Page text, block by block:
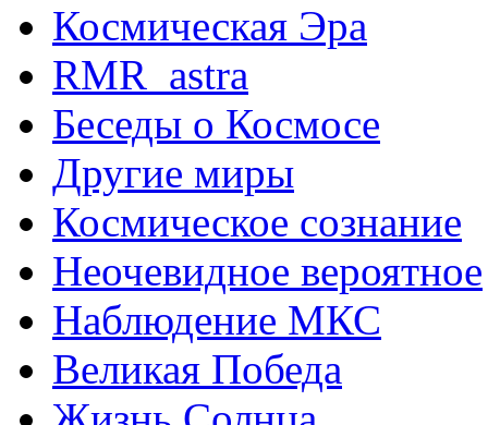
Космическая Эра
RMR_astra
Беседы о Космосе
Другие миры
Космическое сознание
Неочевидное вероятное
Наблюдение МКС
Великая Победа